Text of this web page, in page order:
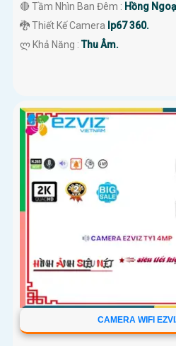
🔴 Tầm Nhìn Ban Đêm : Hồng
🐉️ Thiết Kế Camera Ip67 360.
️ლ Khả Năng :Thu Âm.
CAMERA WIFI